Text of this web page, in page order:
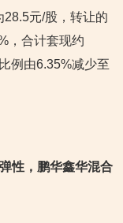
元/股，转让的
，合计套现约
例由6.35%减少至
性，鹏华鑫华混合